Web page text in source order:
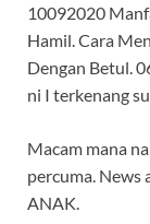
10092020
Hamil. Cara
Dengan Betul.
ni I terkenang
Macam mana
percuma. News
ANAK.